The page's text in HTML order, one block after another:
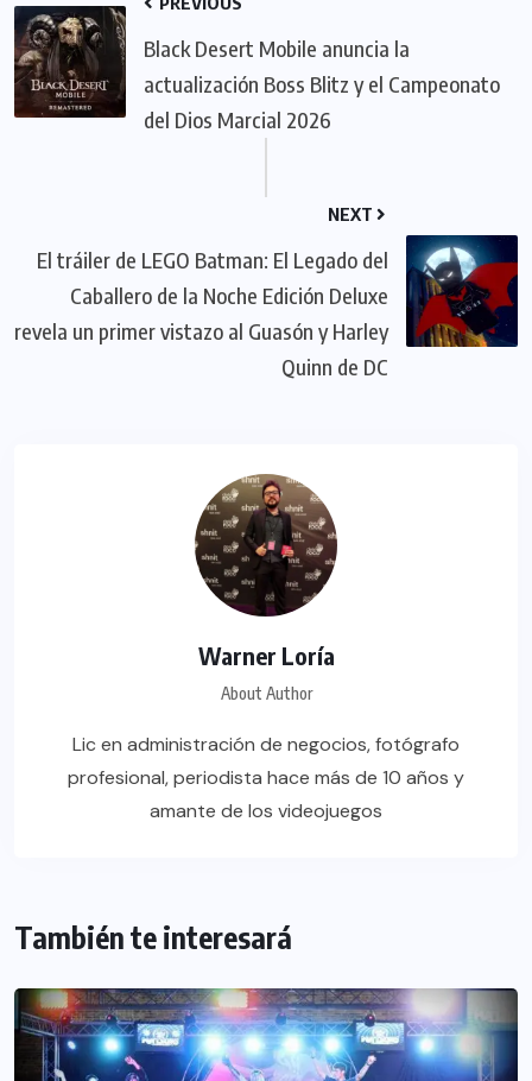
Black Desert Mobile anuncia la
actualización Boss Blitz y el Campeonato
del Dios Marcial 2026
NEXT
El tráiler de LEGO Batman: El Legado del
Caballero de la Noche Edición Deluxe
revela un primer vistazo al Guasón y Harley
Quinn de DC
Warner Loría
About Author
Lic en administración de negocios, fotógrafo
profesional, periodista hace más de 10 años y
amante de los videojuegos
También te interesará